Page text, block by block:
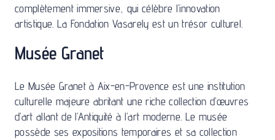
complètement immersive, qui célèbre l’innovation
artistique. La Fondation Vasarely est un trésor culturel.
Musée Granet
Le Musée Granet à Aix-en-Provence est une institution
culturelle majeure abritant une riche collection d’œuvres
d’art allant de l’Antiquité à l’art moderne. Le musée
possède ses expositions temporaires et sa collection